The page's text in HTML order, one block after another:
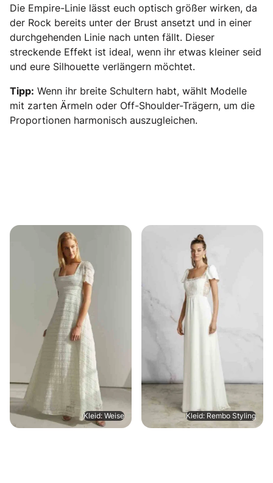
Die Empire-Linie lässt euch optisch größer wirken, da
der Rock bereits unter der Brust ansetzt und in einer
durchgehenden Linie nach unten fällt. Dieser
streckende Effekt ist ideal, wenn ihr etwas kleiner seid
und eure Silhouette verlängern möchtet.
Tipp: Wenn ihr breite Schultern habt, wählt Modelle
mit zarten Ärmeln oder Off-Shoulder-Trägern, um die
Proportionen harmonisch auszugleichen.
Kleid: Weise Kleid: Rembo Styling